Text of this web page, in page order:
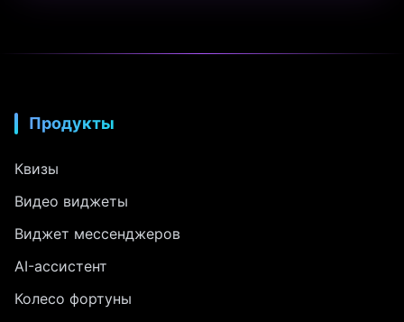
Продукты
Квизы
Видео виджеты
Виджет мессенджеров
AI-ассистент
Колесо фортуны